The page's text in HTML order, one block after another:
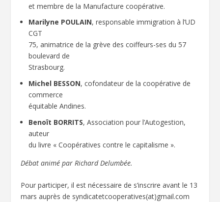
et membre de la Manufacture coopérative.
Marilyne POULAIN, responsable immigration à l’UD
CGT
75, animatrice de la grève des coiffeurs-ses du 57
boulevard de
Strasbourg.
Michel BESSON, cofondateur de la coopérative de
commerce
équitable Andines.
Benoît BORRITS, Association pour l’Autogestion,
auteur
du livre « Coopératives contre le capitalisme ».
Débat animé par Richard Delumbée.
Pour participer, il est nécessaire de s’inscrire avant le 13
mars auprès de syndicatetcooperatives(at)gmail.com